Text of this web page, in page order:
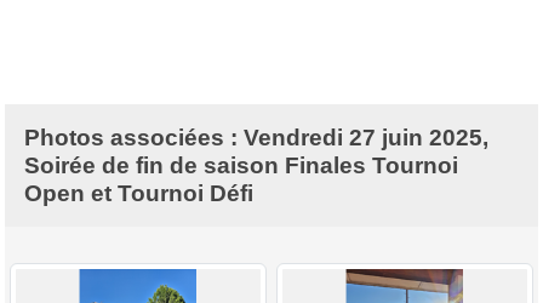
Photos associées : Vendredi 27 juin 2025,
Soirée de fin de saison Finales Tournoi
Open et Tournoi Défi